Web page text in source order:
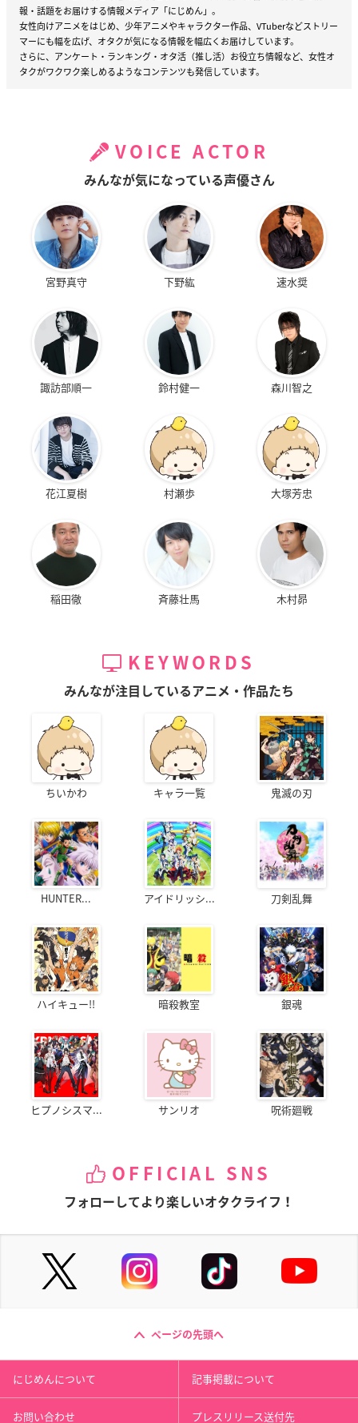
報・話題をお届けする情報メディア「にじめん」。
女性向けアニメをはじめ、少年アニメやキャラクター作品、VTuberなどストリー
マーにも幅を広げ、オタクが気になる情報を幅広くお届けしています。
さらに、アンケート・ランキング・オタ活（推し活）お役立ち情報など、女性オ
タクがワクワク楽しめるようなコンテンツも発信しています。
VOICE ACTOR
みんなが気になっている声優さん
宮野真守 下野紘 速水奨
諏訪部順一 鈴村健一 森川智之
花江夏樹 村瀬歩 大塚芳忠
稲田徹 斉藤壮馬 木村昴
KEYWORDS
みんなが注目しているアニメ・作品たち
ちいかわ キャラ一覧 鬼滅の刃
HUNTER... アイドリッシ... 刀剣乱舞
ハイキュー!! 暗殺教室 銀魂
ヒプノシスマ... サンリオ 呪術廻戦
OFFICIAL SNS
フォローしてより楽しいオタクライフ！
ページの先頭へ
にじめんについて 記事掲載について
お問い合わせ プレスリリース送付先